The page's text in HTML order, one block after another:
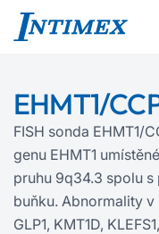
EHMT1/
FISH sonda EHMT1/
genu EHMT1
pruhu 9q34.3 spolu
buňku. Abnormality v
GLP1, KMT1D,